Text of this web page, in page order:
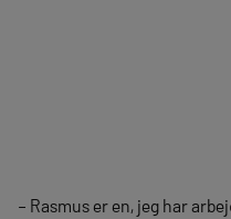
– Rasmus er en, jeg har